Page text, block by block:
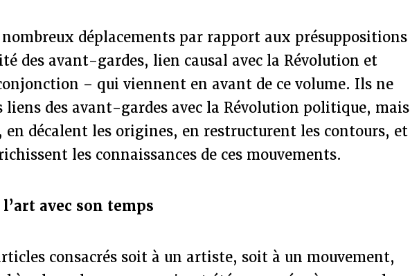
nombreux déplacements par rapport aux présuppositions
des avant-gardes, lien causal avec la Révolution et
– qui viennent en avant de ce volume. Ils ne
des avant-gardes avec la Révolution politique, mais
en décalent les origines, en restructurent les contours, et
les connaissances de ces mouvements.
avec son temps
consacrés soit à un artiste, soit à un mouvement,